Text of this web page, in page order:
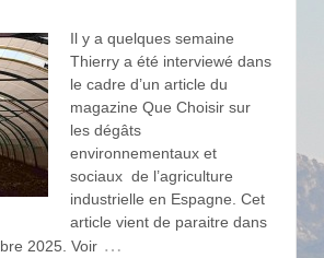
Il y a quelques semaine
Thierry a été interviewé dans
le cadre d’un article du
magazine Que Choisir sur
les dégâts
environnementaux et
sociaux de l’agriculture
industrielle en Espagne. Cet
article vient de paraitre dans
2025. Voir …